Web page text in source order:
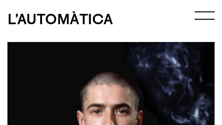
L’AUTOMÀTICA